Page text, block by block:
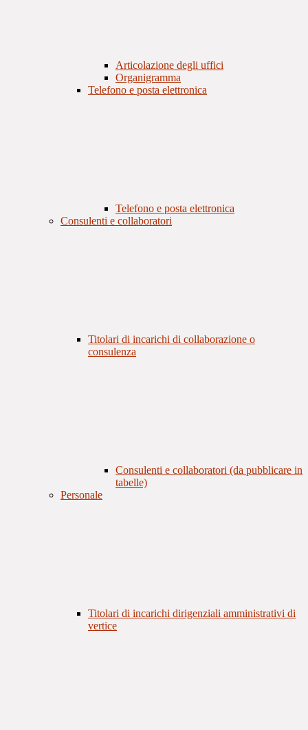
Articolazione degli uffici
Organigramma
Telefono e posta elettronica
Telefono e posta elettronica
Consulenti e collaboratori
Titolari di incarichi di collaborazione o
consulenza
Consulenti e collaboratori (da pubblicare in
tabelle)
Personale
Titolari di incarichi dirigenziali amministrativi di
vertice